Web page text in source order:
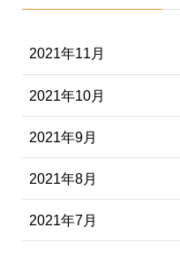
2021年11月
2021年10月
2021年9月
2021年8月
2021年7月